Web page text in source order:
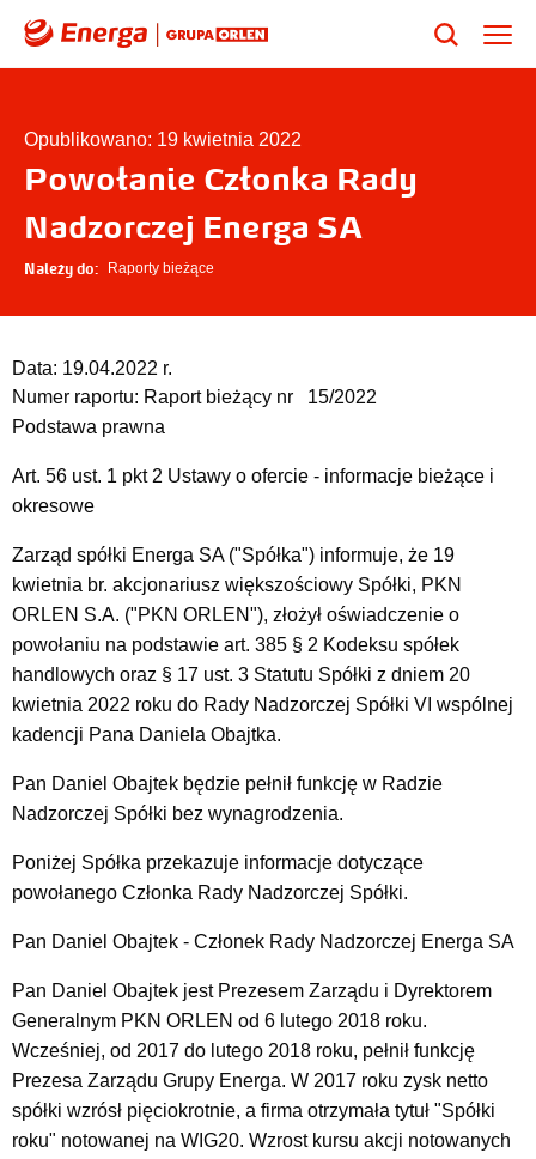
Opublikowano: 19 kwietnia 2022
Powołanie Członka Rady
Nadzorczej Energa SA
Należy do: Raporty bieżące
Data: 19.04.2022 r.
Numer raportu: Raport bieżący nr 15/2022
Podstawa prawna
Art. 56 ust. 1 pkt 2 Ustawy o ofercie - informacje bieżące i
okresowe
Zarząd spółki Energa SA ("Spółka") informuje, że 19
kwietnia br. akcjonariusz większościowy Spółki, PKN
ORLEN S.A. ("PKN ORLEN"), złożył oświadczenie o
powołaniu na podstawie art. 385 § 2 Kodeksu spółek
handlowych oraz § 17 ust. 3 Statutu Spółki z dniem 20
kwietnia 2022 roku do Rady Nadzorczej Spółki VI wspólnej
kadencji Pana Daniela Obajtka.
Pan Daniel Obajtek będzie pełnił funkcję w Radzie
Nadzorczej Spółki bez wynagrodzenia.
Poniżej Spółka przekazuje informacje dotyczące
powołanego Członka Rady Nadzorczej Spółki.
Pan Daniel Obajtek - Członek Rady Nadzorczej Energa SA
Pan Daniel Obajtek jest Prezesem Zarządu i Dyrektorem
Generalnym PKN ORLEN od 6 lutego 2018 roku.
Wcześniej, od 2017 do lutego 2018 roku, pełnił funkcję
Prezesa Zarządu Grupy Energa. W 2017 roku zysk netto
spółki wzrósł pięciokrotnie, a firma otrzymała tytuł "Spółki
roku" notowanej na WIG20. Wzrost kursu akcji notowanych